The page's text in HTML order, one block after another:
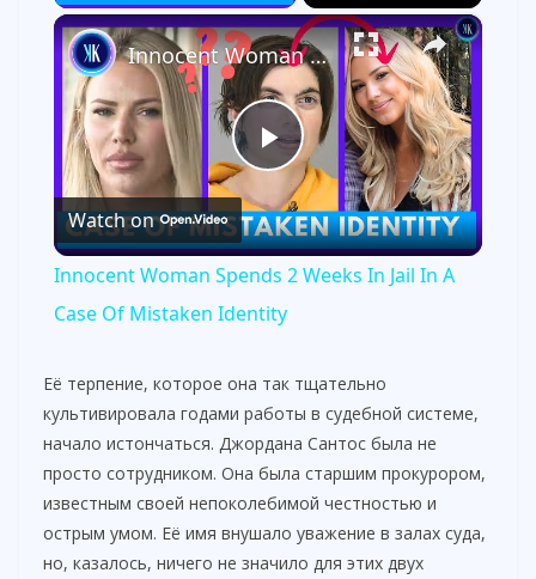
×
P
l
a
y
V
i
Innocent Woman Spends 2 Weeks In Jail In A Case Of Mistaken Identity
Watch on
Innocent Woman Spends 2 Weeks In Jail In A
Case Of Mistaken Identity
Её терпение, которое она так тщательно
культивировала годами работы в судебной системе,
начало истончаться. Джордана Сантос была не
просто сотрудником. Она была старшим прокурором,
известным своей непоколебимой честностью и
острым умом. Её имя внушало уважение в залах суда,
но, казалось, ничего не значило для этих двух